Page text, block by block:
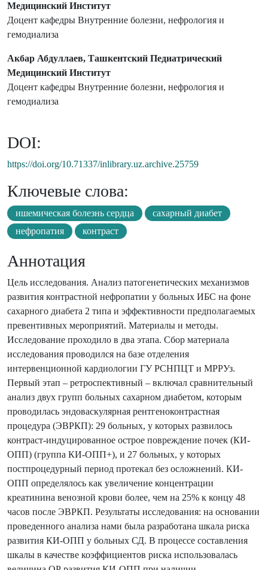
Медицинский Институт
Доцент кафедры Внутренние болезни, нефрология и
гемодиализа
Акбар Абдуллаев, Ташкентский Педиатрический
Медицинский Институт
Доцент кафедры Внутренние болезни, нефрология и
гемодиализа
DOI:
https://doi.org/10.71337/inlibrary.uz.archive.25759
Ключевые слова:
ишемическая болезнь сердца
сахарный диабет
нефропатия
контраст
Аннотация
Цель исследования. Анализ патогенетических механизмов
развития контрастной нефропатии у больных ИБС на фоне
сахарного диабета 2 типа и эффективности предполагаемых
превентивных мероприятий. Материалы и методы.
Исследование проходило в два этапа. Сбор материала
исследования проводился на базе отделения
интервенционной кардиологии ГУ РСНПЦТ и МРРУз.
Первый этап – ретроспективный – включал сравнительный
анализ двух групп больных сахарном диабетом, которым
проводилась эндоваскулярная рентгеноконтрастная
процедура (ЭВРКП): 29 больных, у которых развилось
контраст-индуцированное острое повреждение почек (КИ-
ОПП) (группа КИ-ОПП+), и 27 больных, у которых
постпроцедурный период протекал без осложнений. КИ-
ОПП определялось как увеличение концентрации
креатинина венозной крови более, чем на 25% к концу 48
часов после ЭВРКП. Результаты исследования: на основании
проведенного анализа нами была разработана шкала риска
развития КИ-ОПП у больных СД. В процессе составления
шкалы в качестве коэффициентов риска использовалась